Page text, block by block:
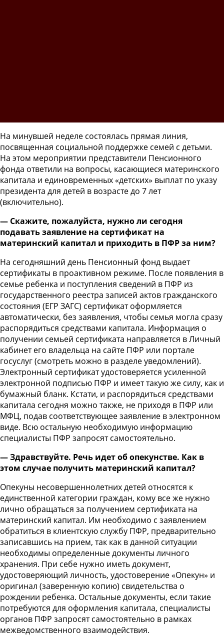
На минувшей неделе состоялась прямая линия,
посвященная социальной поддержке семей с детьми.
На этом мероприятии представители Пенсионного
фонда ответили на вопросы, касающиеся материнского
капитала и единовременных «детских» выплат по указу
президента для детей в возрасте до 7 лет
(включительно).
— Скажите, пожалуйста, нужно ли сегодня
подавать заявление на сертификат на
материнский капитал и приходить в ПФР за ним?
На сегодняшний день Пенсионный фонд выдает
сертификаты в проактивном режиме. После появления в
семье ребенка и поступления сведений в ПФР из
государственного реестра записей актов гражданского
состояния (ЕГР ЗАГС) сертификат оформляется
автоматически, без заявления, чтобы семья могла сразу
распорядиться средствами капитала. Информация о
получении семьей сертификата направляется в Личный
кабинет его владельца на сайте ПФР или портале
госуслуг (смотреть можно в разделе уведомлений).
Электронный сертификат удостоверяется усиленной
электронной подписью ПФР и имеет такую же силу, как и
бумажный бланк. Кстати, и распорядиться средствами
капитала сегодня можно также, не приходя в ПФР или
МФЦ, подав соответствующее заявление в электронном
виде. Всю остальную необходимую информацию
специалисты ПФР запросят самостоятельно.
— Здравствуйте. Речь идет об опекунстве. Как в
этом случае получить материнский капитал?
Опекуны несовершеннолетних детей относятся к
единственной категории граждан, кому все же нужно
лично обращаться за получением сертификата на
материнский капитал. Им необходимо с заявлением
обратиться в клиентскую службу ПФР, предварительно
записавшись на прием, так как в данной ситуации
необходимы определенные документы личного
хранения. При себе нужно иметь документ,
удостоверяющий личность, удостоверение «Опекун» и
оригинал (заверенную копию) свидетельства о
рождении ребенка. Остальные документы, если такие
потребуются для оформления капитала, специалисты
органов ПФР запросят самостоятельно в рамках
межведомственного взаимодействия.